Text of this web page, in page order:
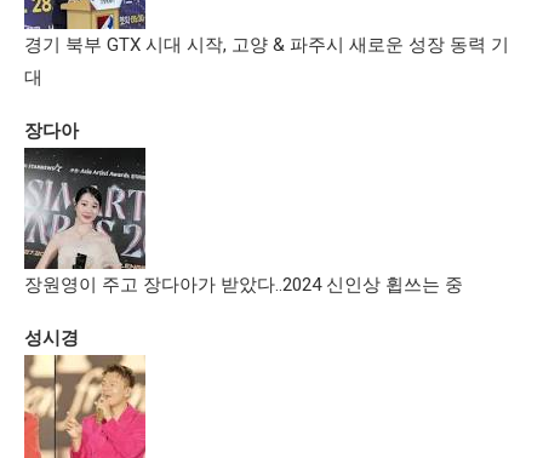
경기 북부 GTX 시대 시작, 고양 & 파주시 새로운 성장 동력 기
대
장다아
장원영이 주고 장다아가 받았다..2024 신인상 휩쓰는 중
성시경